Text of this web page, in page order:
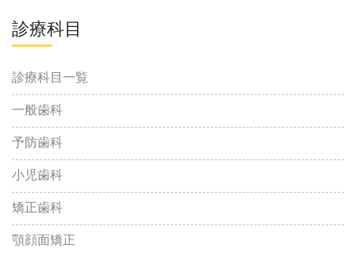
診療科目
診療科目一覧
一般歯科
予防歯科
小児歯科
矯正歯科
顎顔面矯正